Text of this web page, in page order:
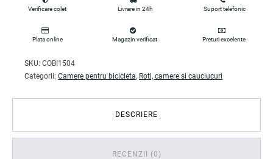
Verificare colet Livrare in 24h Suport telefonic
Plata online Magazin verificat Preturi excelente
SKU: COBI1504
Categorii: Camere pentru bicicleta, Roti, camere si cauciucuri
DESCRIERE
RECENZII (0)